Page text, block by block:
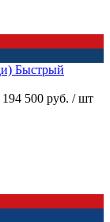
Быстрый
194 500 руб. / шт